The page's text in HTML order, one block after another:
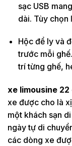
sạc USB
dài. Tùy chọn
Hộc để ly và
trước mỗi
trí từng ghế,
xe limousine
xe được cho là
một khách sạn
ngày tự di
các dòng xe